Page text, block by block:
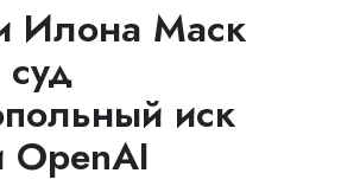
Илона Маск
иск
OpenAI